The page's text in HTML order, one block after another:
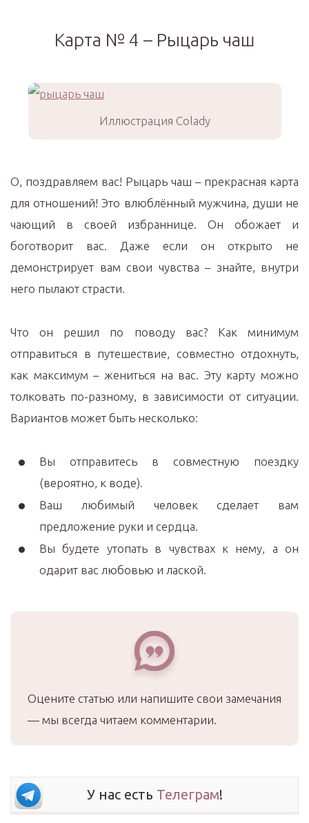
Карта № 4 – Рыцарь чаш
Иллюстрация Colady
О, поздравляем вас! Рыцарь чаш – прекрасная карта
для отношений! Это влюблённый мужчина, души не
чающий в своей избраннице. Он обожает и
боготворит вас. Даже если он открыто не
демонстрирует вам свои чувства – знайте, внутри
него пылают страсти.
Что он решил по поводу вас? Как минимум
отправиться в путешествие, совместно отдохнуть,
как максимум – жениться на вас. Эту карту можно
толковать по-разному, в зависимости от ситуации.
Вариантов может быть несколько:
Вы отправитесь в совместную поездку
(вероятно, к воде).
Ваш любимый человек сделает вам
предложение руки и сердца.
Вы будете утопать в чувствах к нему, а он
одарит вас любовью и лаской.
Оцените статью или напишите свои замечания
— мы всегда читаем комментарии.
У нас есть Телеграм!